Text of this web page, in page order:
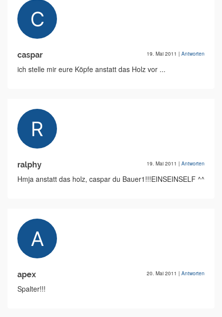
caspar 19. Mai 2011 | Antworten
ich stelle mir eure Köpfe anstatt das Holz vor ...
ralphy 19. Mai 2011 | Antworten
Hmja anstatt das holz, caspar du Bauer1!!!EINSEINSELF ^^
apex 20. Mai 2011 | Antworten
Spalter!!!